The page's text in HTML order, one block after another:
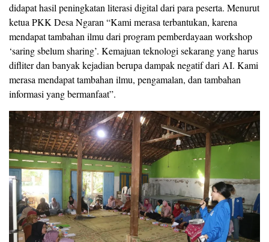
didapat hasil peningkatan literasi digital dari para peserta. Menurut
ketua PKK Desa Ngaran “Kami merasa terbantukan, karena
mendapat tambahan ilmu dari program pemberdayaan workshop
‘saring sbelum sharing’. Kemajuan teknologi sekarang yang harus
difliter dan banyak kejadian berupa dampak negatif dari AI. Kami
merasa mendapat tambahan ilmu, pengamalan, dan tambahan
informasi yang bermanfaat”.